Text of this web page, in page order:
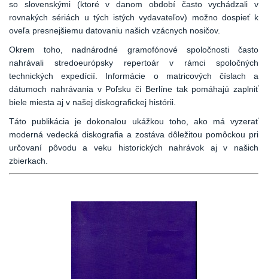
so slovenskými (ktoré v danom období často vychádzali v
rovnakých sériách u tých istých vydavateľov) možno dospieť k
oveľa presnejšiemu datovaniu našich vzácnych nosičov.
Okrem toho, nadnárodné gramofónové spoločnosti často
nahrávali stredoeurópsky repertoár v rámci spoločných
technických expedícií. Informácie o matricových číslach a
dátumoch nahrávania v Poľsku či Berlíne tak pomáhajú zaplniť
biele miesta aj v našej diskografickej histórii.
Táto publikácia je dokonalou ukážkou toho, ako má vyzerať
moderná vedecká diskografia a zostáva dôležitou pomôckou pri
určovaní pôvodu a veku historických nahrávok aj v našich
zbierkach.